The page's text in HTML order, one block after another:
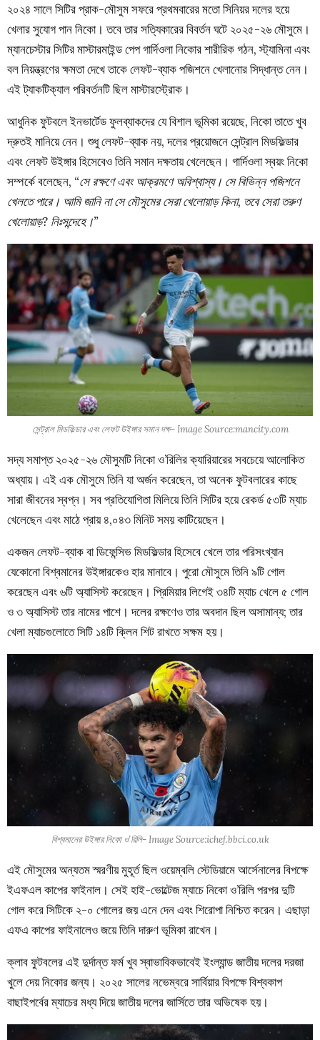
২০২৪ সালে সিটির প্রাক-মৌসুম সফরে প্রথমবারের মতো সিনিয়র দলের হয়ে
খেলার সুযোগ পান নিকো। তবে তার সত্যিকারের বিবর্তন ঘটে ২০২৫-২৬ মৌসুমে।
ম্যানচেস্টার সিটির মাস্টারমাইন্ড পেপ গার্দিওলা নিকোর শারীরিক গঠন, স্ট্যামিনা এবং
বল নিয়ন্ত্রণের ক্ষমতা দেখে তাকে লেফট-ব্যাক পজিশনে খেলানোর সিদ্ধান্ত নেন।
এই ট্যাকটিক্যাল পরিবর্তনটি ছিল মাস্টারস্ট্রোক।
আধুনিক ফুটবলে ইনভার্টেড ফুলব্যাকদের যে বিশাল ভূমিকা রয়েছে, নিকো তাতে খুব
দ্রুতই মানিয়ে নেন। শুধু লেফট-ব্যাক নয়, দলের প্রয়োজনে সেন্ট্রাল মিডফিল্ডার
এবং লেফট উইঙ্গার হিসেবেও তিনি সমান দক্ষতায় খেলেছেন। গার্দিওলা স্বয়ং নিকো
সম্পর্কে বলেছেন, “সে রক্ষণে এবং আক্রমণে অবিশ্বাস্য। সে বিভিন্ন পজিশনে
খেলতে পারে। আমি জানি না সে মৌসুমের সেরা খেলোয়াড় কিনা, তবে সেরা তরুণ
খেলোয়াড়? নিঃসন্দেহে।”
সেন্ট্রাল মিডফিল্ডার এবং লেফট উইঙ্গার সমান দক্ষ- Image Source:mancity.com
সদ্য সমাপ্ত ২০২৫-২৬ মৌসুমটি নিকো ও’রিলির ক্যারিয়ারের সবচেয়ে আলোকিত
অধ্যায়। এই এক মৌসুমে তিনি যা অর্জন করেছেন, তা অনেক ফুটবলারের কাছে
সারা জীবনের স্বপ্ন। সব প্রতিযোগিতা মিলিয়ে তিনি সিটির হয়ে রেকর্ড ৫৩টি ম্যাচ
খেলেছেন এবং মাঠে প্রায় ৪,০৪৩ মিনিট সময় কাটিয়েছেন।
একজন লেফট-ব্যাক বা ডিফেন্সিভ মিডফিল্ডার হিসেবে খেলে তার পরিসংখ্যান
যেকোনো বিশ্বমানের উইঙ্গারকেও হার মানাবে। পুরো মৌসুমে তিনি ৯টি গোল
করেছেন এবং ৬টি অ্যাসিস্ট করেছেন। প্রিমিয়ার লিগেই ৩৪টি ম্যাচ খেলে ৫ গোল
ও ৩ অ্যাসিস্ট তার নামের পাশে। দলের রক্ষণেও তার অবদান ছিল অসামান্য; তার
খেলা ম্যাচগুলোতে সিটি ১৪টি ক্লিন শিট রাখতে সক্ষম হয়।
বিশ্বমানের উইঙ্গার নিকো ও’রিলি- Image Source:ichef.bbci.co.uk
এই মৌসুমের অন্যতম স্মরণীয় মুহূর্ত ছিল ওয়েম্বলি স্টেডিয়ামে আর্সেনালের বিপক্ষে
ইএফএল কাপের ফাইনাল। সেই হাই-ভোল্টেজ ম্যাচে নিকো ও’রিলি পরপর দুটি
গোল করে সিটিকে ২-০ গোলের জয় এনে দেন এবং শিরোপা নিশ্চিত করেন। এছাড়া
এফএ কাপের ফাইনালেও জয়ে তিনি দারুণ ভূমিকা রাখেন।
ক্লাব ফুটবলের এই দুর্দান্ত ফর্ম খুব স্বাভাবিকভাবেই ইংল্যান্ড জাতীয় দলের দরজা
খুলে দেয় নিকোর জন্য। ২০২৫ সালের নভেম্বরে সার্বিয়ার বিপক্ষে বিশ্বকাপ
বাছাইপর্বের ম্যাচের মধ্য দিয়ে জাতীয় দলের জার্সিতে তার অভিষেক হয়।